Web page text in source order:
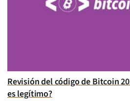
Revisión del código de Bitcoin
es legítimo?